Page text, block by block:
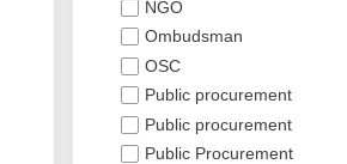
NGO
Ombudsman
OSC
Public procurement
Public procurement
Public Procurement